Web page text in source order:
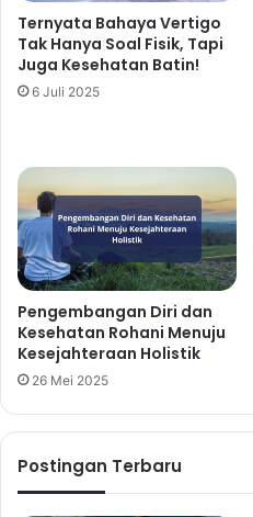
Ternyata Bahaya Vertigo
Tak Hanya Soal Fisik, Tapi
Juga Kesehatan Batin!
6 Juli 2025
Pengembangan Diri dan
Kesehatan Rohani Menuju
Kesejahteraan Holistik
26 Mei 2025
Postingan Terbaru